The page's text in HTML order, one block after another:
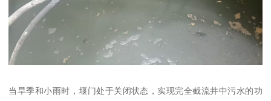
当旱季和小雨时，堰门处于关闭状态，实现完全截流井中污水的功